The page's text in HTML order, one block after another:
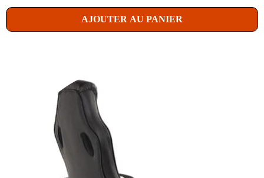
AJOUTER AU PANIER